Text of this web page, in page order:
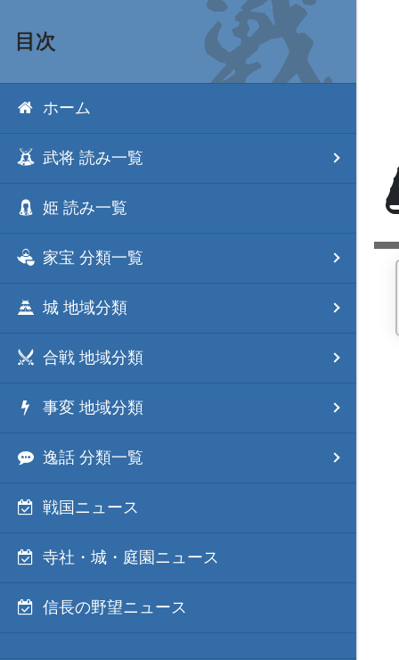
目次
ホーム
武将 読み一覧
姫 読み一覧
家宝 分類一覧
城 地域分類
合戦 地域分類
事変 地域分類
逸話 分類一覧
戦国ニュース
寺社・城・庭園ニュース
信長の野望ニュース